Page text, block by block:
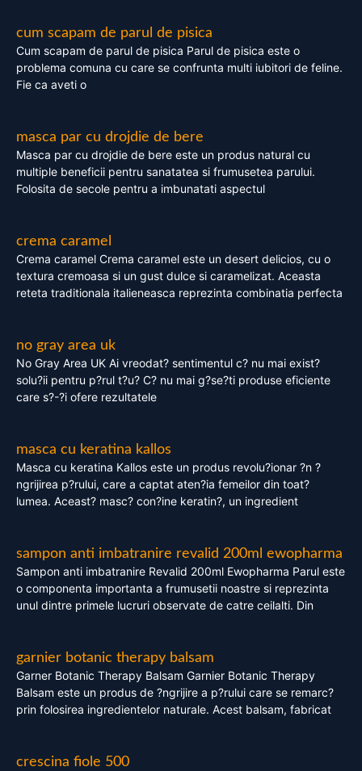
cum scapam de parul de pisica
Cum scapam de parul de pisica Parul de pisica este o
problema comuna cu care se confrunta multi iubitori de feline.
Fie ca aveti o
masca par cu drojdie de bere
Masca par cu drojdie de bere este un produs natural cu
multiple beneficii pentru sanatatea si frumusetea parului.
Folosita de secole pentru a imbunatati aspectul
crema caramel
Crema caramel Crema caramel este un desert delicios, cu o
textura cremoasa si un gust dulce si caramelizat. Aceasta
reteta traditionala italieneasca reprezinta combinatia perfecta
no gray area uk
No Gray Area UK Ai vreodat? sentimentul c? nu mai exist?
solu?ii pentru p?rul t?u? C? nu mai g?se?ti produse eficiente
care s?-?i ofere rezultatele
masca cu keratina kallos
Masca cu keratina Kallos este un produs revolu?ionar ?n ?
ngrijirea p?rului, care a captat aten?ia femeilor din toat?
lumea. Aceast? masc? con?ine keratin?, un ingredient
sampon anti imbatranire revalid 200ml ewopharma
Sampon anti imbatranire Revalid 200ml Ewopharma Parul este
o componenta importanta a frumusetii noastre si reprezinta
unul dintre primele lucruri observate de catre ceilalti. Din
garnier botanic therapy balsam
Garner Botanic Therapy Balsam Garnier Botanic Therapy
Balsam este un produs de ?ngrijire a p?rului care se remarc?
prin folosirea ingredientelor naturale. Acest balsam, fabricat
crescina fiole 500